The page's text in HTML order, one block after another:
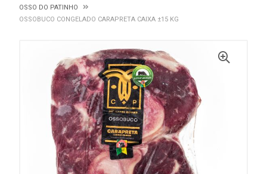
OSSO DO PATINHO
OSSOBUCO CONGELADO CARAPRETA CAIXA ±15 KG